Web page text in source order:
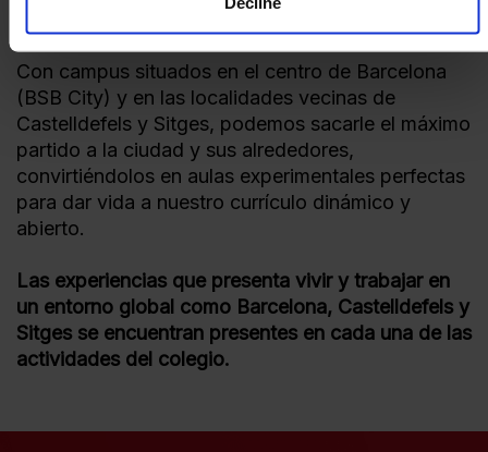
Con campus situados en el centro de Barcelona
(BSB City) y en las localidades vecinas de
Castelldefels y Sitges, podemos sacarle el máximo
partido a la ciudad y sus alrededores,
convirtiéndolos en aulas experimentales perfectas
para dar vida a nuestro currículo dinámico y
abierto.
Las experiencias que presenta vivir y trabajar en
un entorno global como Barcelona, Castelldefels y
Sitges se encuentran presentes en cada una de las
actividades del colegio.